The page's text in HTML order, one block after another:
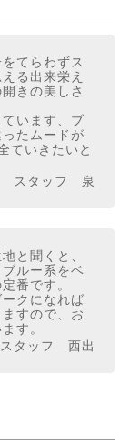
てらわずス
る出来栄え
きの美しさ
います、ブ
たムードが
ていきたいと
スタッフ 泉
と聞くと、
ルー系をベ
番です。
クになれば
すので、お
す。
スタッフ 西出